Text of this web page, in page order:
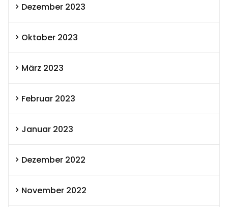
Dezember 2023
Oktober 2023
März 2023
Februar 2023
Januar 2023
Dezember 2022
November 2022